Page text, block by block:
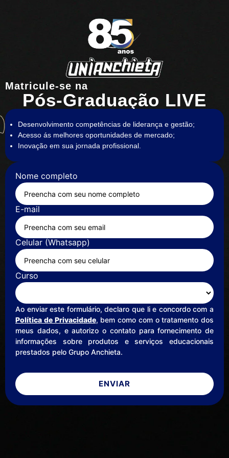
Matricule-se na
Pós-Graduação LIVE
Desenvolvimento competências de liderança e gestão;
Acesso ás melhores oportunidades de mercado;
Inovação em sua jornada profissional.
Nome completo
E-mail
Celular (Whatsapp)
Curso
Ao enviar este formulário, declaro que li e concordo com a
Política de Privacidade, bem como com o tratamento dos
meus dados, e autorizo o contato para fornecimento de
informações sobre produtos e serviços educacionais
prestados pelo Grupo Anchieta.
ENVIAR